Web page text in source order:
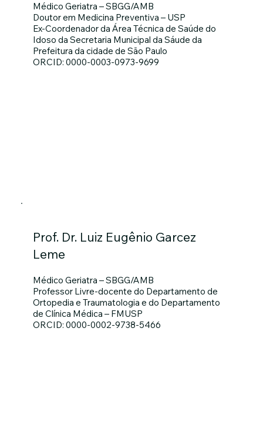
Médico Geriatra – SBGG/AMB
Doutor em Medicina Preventiva – USP
Ex-Coordenador da Área Técnica de Saúde do
Idoso da Secretaria Municipal da Sáude da
Prefeitura da cidade de São Paulo
ORCID: 0000-0003-0973-9699
Médico Geriatra – SBGG/AMB
Professor Livre-docente do Departamento de
Ortopedia e Traumatologia e do Departamento
de Clínica Médica – FMUSP
ORCID: 0000-0002-9738-5466
Prof. Dr. Luiz Eugênio Garcez
Leme